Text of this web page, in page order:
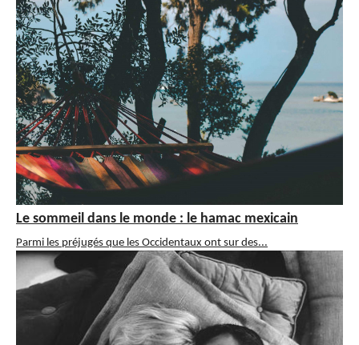
Le sommeil dans le monde : le hamac mexicain
Parmi les préjugés que les Occidentaux ont sur des...